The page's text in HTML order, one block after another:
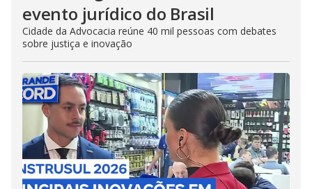
evento jurídico do Brasil
Cidade da Advocacia reúne 40 mil pessoas com debates
sobre justiça e inovação